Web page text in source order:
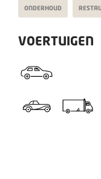
ONDERHOUD
VOERTUIGEN